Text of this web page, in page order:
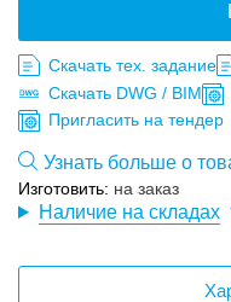
Изготовить: на заказ
Скачать тех. задание
Скачать DWG / BIM
Пригласить на тендер
Узнать больше о
Наличие на складах